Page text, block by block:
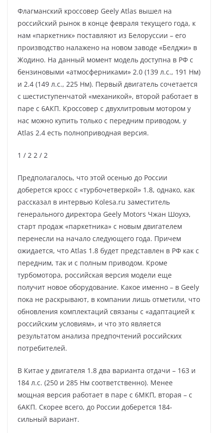
Флагманский кроссовер Geely Atlas вышел на
российский рынок в конце февраля текущего года, к
нам «паркетник» поставляют из Белоруссии – его
производство налажено на новом заводе «Белджи» в
Жодино. На данный момент модель доступна в РФ с
бензиновыми «атмосферниками» 2.0 (139 л.с., 191 Нм)
и 2.4 (149 л.с., 225 Нм). Первый двигатель сочетается
с шестиступенчатой «механикой», второй работает в
паре с 6АКП. Кроссовер с двухлитровым мотором у
нас можно купить только с передним приводом, у
Atlas 2.4 есть полноприводная версия.
1 / 2 2 / 2
Предполагалось, что этой осенью до России
доберется кросс с «турбочетверкой» 1.8, однако, как
рассказал в интервью Kolesa.ru заместитель
генерального директора Geely Motors Чжан Шоухэ,
старт продаж «паркетника» с новым двигателем
перенесли на начало следующего года. Причем
ожидается, что Atlas 1.8 будет представлен в РФ как с
передним, так и с полным приводом. Кроме
турбомотора, российская версия модели еще
получит новое оборудование. Какое именно – в Geely
пока не раскрывают, в компании лишь отметили, что
обновления комплектаций связаны с «адаптацией к
российским условиям», и что это является
результатом анализа предпочтений российских
потребителей.
В Китае у двигателя 1.8 два варианта отдачи – 163 и
184 л.с. (250 и 285 Нм соответственно). Менее
мощная версия работает в паре с 6МКП, вторая – с
6АКП. Скорее всего, до России доберется 184-
сильный вариант.